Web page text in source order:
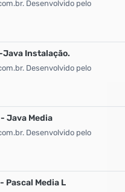
Desenvolvido pelo
Instalação.
Desenvolvido pelo
Java Media
Desenvolvido pelo
Pascal Media L